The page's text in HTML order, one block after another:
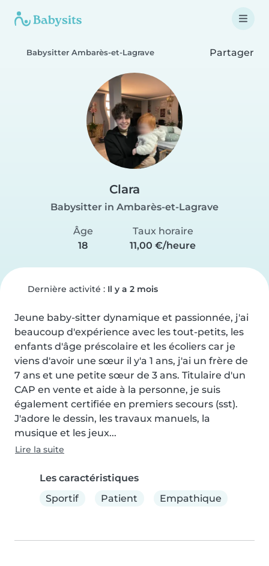
Babysitter Ambarès-et-Lagrave Partager
Clara
Babysitter in Ambarès-et-Lagrave
Âge
18
Taux horaire
11,00 €/heure
Dernière activité : Il y a 2 mois
Jeune baby-sitter dynamique et passionnée, j'ai
beaucoup d'expérience avec les tout-petits, les
enfants d'âge préscolaire et les écoliers car je
viens d'avoir une sœur il y'a 1 ans, j'ai un frère de
7 ans et une petite sœur de 3 ans. Titulaire d'un
CAP en vente et aide à la personne, je suis
également certifiée en premiers secours (sst).
J'adore le dessin, les travaux manuels, la
musique et les jeux...
Lire la suite
Les caractéristiques
Sportif
Patient Empathique